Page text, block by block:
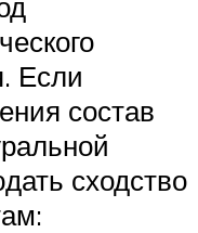
Если
состав
сходство